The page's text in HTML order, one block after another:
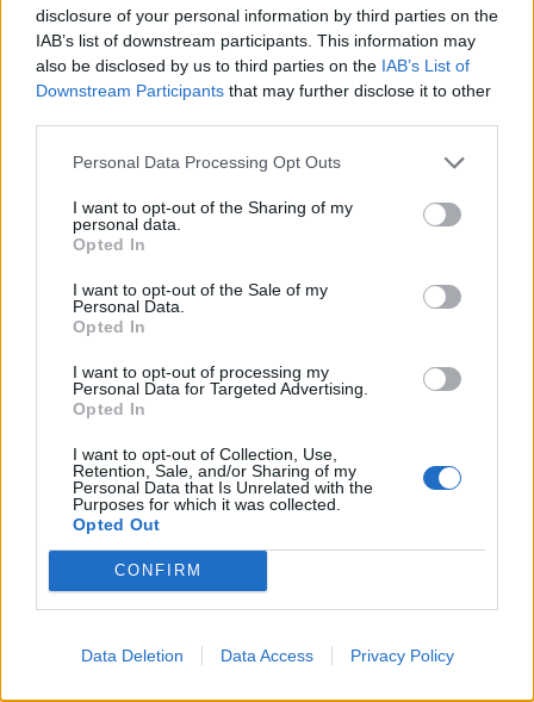
disclosure of your personal information by third parties on the
IAB’s list of downstream participants. This information may
also be disclosed by us to third parties on the IAB’s List of
Downstream Participants that may further disclose it to other
Personal Data Processing Opt Outs
I want to opt-out of the Sharing of my
personal data.
Opted In
I want to opt-out of the Sale of my
Personal Data.
Opted In
I want to opt-out of processing my
Personal Data for Targeted Advertising.
Opted In
I want to opt-out of Collection, Use,
Retention, Sale, and/or Sharing of my
Personal Data that Is Unrelated with the
Purposes for which it was collected.
Opted Out
CONFIRM
Data Deletion Data Access Privacy Policy
Under två dagar i
september samlas gamla
och nya spelkonsoler i
reda på vilket lokalt parti
som tycker mest som du
Sveriges snabbaste
Åkersberga
SM i hundkapplöpning ägde rum
på Åkers Kanal Greyhound Park
med hundra tävlande hundar
EM gav erfarenhet
som den stora vinsten efter
debuten på mästerskapsnivå